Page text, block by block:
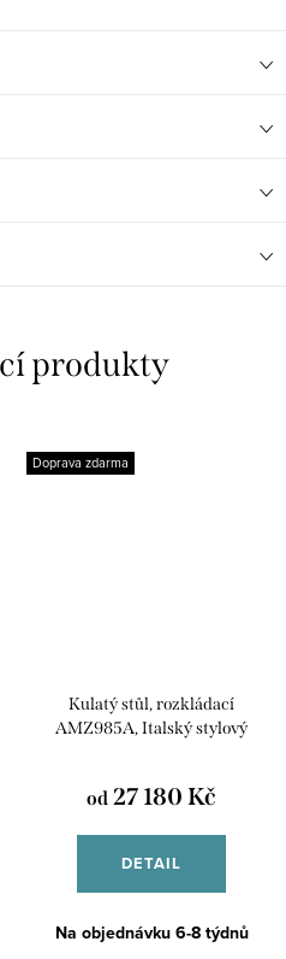
produkty
Doprava zdarma
Kulatý stůl, rozkládací
AMZ985A, Italský stylový
od 27 180 Kč
DETAIL
Na objednávku 6-8 týdnů